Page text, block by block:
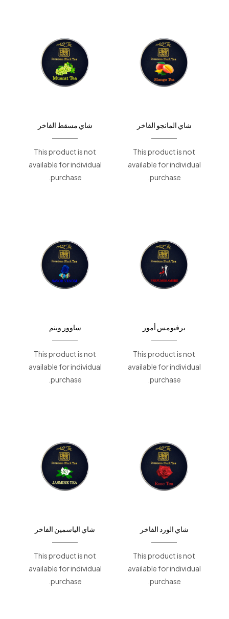
شاي المانجو الفاخر
This product is not
available for individual
purchase.
شاي مسقط الفاخر
This product is not
available for individual
purchase.
برفيومس أمور
This product is not
available for individual
purchase.
ساوور وينم
This product is not
available for individual
purchase.
شاي الورد الفاخر
This product is not
available for individual
purchase.
شاي الياسمين الفاخر
This product is not
available for individual
purchase.